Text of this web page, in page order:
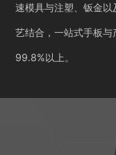
速模具与注塑、钣金
艺结合，一站式手板
99.8%以上。